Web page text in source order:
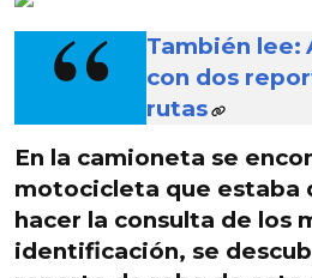
También lee:
con dos
rutas
En la camioneta se
motocicleta que estaba
hacer la consulta de los
identificación, se